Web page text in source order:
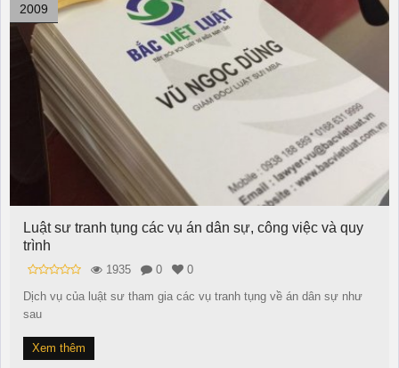
2009
Luật sư tranh tụng các vụ án dân sự, công việc và quy
trình
1935 0
0
Dịch vụ của luật sư tham gia các vụ tranh tụng về án dân sự như
sau
Xem thêm